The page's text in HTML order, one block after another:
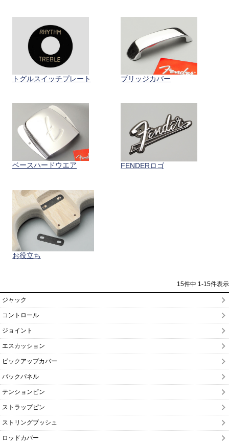
トグルスイッチプレート ブリッジカバー
ベースハードウエア FENDERロゴ
お役立ち
15件中 1-15件表示
ジャック
コントロール
ジョイント
エスカッション
ピックアップカバー
バックパネル
テンションピン
ストラップピン
ストリングブッシュ
ロッドカバー